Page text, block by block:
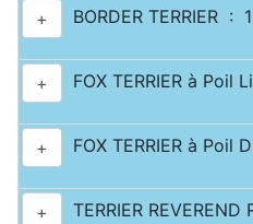
+ BORDER TERRIER :
+ FOX TERRIER à Poil
+ FOX TERRIER à Poil
+ TERRIER